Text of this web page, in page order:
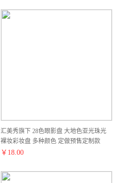
汇美秀旗下 28色眼影盘 大地色亚光珠光
裸妆彩妆盘 多种颜色 定做预售定制款
￥ 18.00